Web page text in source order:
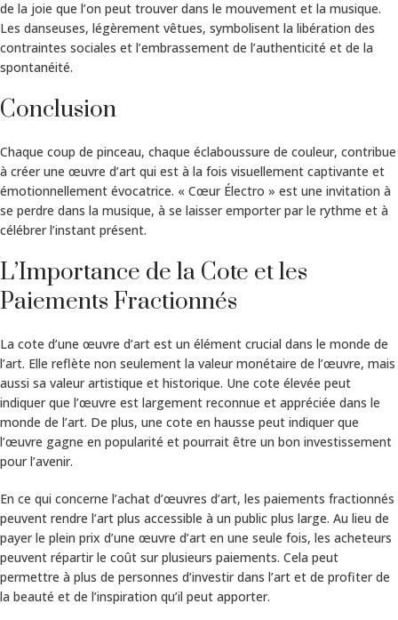
de la joie que l’on peut trouver dans le mouvement et la musique.
Les danseuses, légèrement vêtues, symbolisent la libération des
contraintes sociales et l’embrassement de l’authenticité et de la
spontanéité.
Conclusion
Chaque coup de pinceau, chaque éclaboussure de couleur, contribue
à créer une œuvre d’art qui est à la fois visuellement captivante et
émotionnellement évocatrice. « Cœur Électro » est une invitation à
se perdre dans la musique, à se laisser emporter par le rythme et à
célébrer l’instant présent.
L’Importance de la Cote et les
Paiements Fractionnés
La cote d’une œuvre d’art est un élément crucial dans le monde de
l’art. Elle reflète non seulement la valeur monétaire de l’œuvre, mais
aussi sa valeur artistique et historique. Une cote élevée peut
indiquer que l’œuvre est largement reconnue et appréciée dans le
monde de l’art. De plus, une cote en hausse peut indiquer que
l’œuvre gagne en popularité et pourrait être un bon investissement
pour l’avenir.
En ce qui concerne l’achat d’œuvres d’art, les paiements fractionnés
peuvent rendre l’art plus accessible à un public plus large. Au lieu de
payer le plein prix d’une œuvre d’art en une seule fois, les acheteurs
peuvent répartir le coût sur plusieurs paiements. Cela peut
permettre à plus de personnes d’investir dans l’art et de profiter de
la beauté et de l’inspiration qu’il peut apporter.